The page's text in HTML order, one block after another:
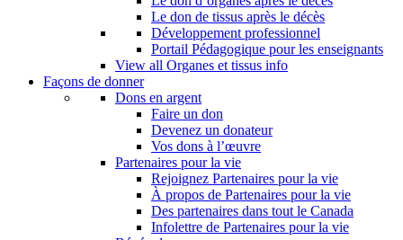
Le don de tissus après le décès
Développement professionnel
Portail Pédagogique pour les enseignants
View all Organes et tissus info
Façons de donner
Dons en argent
Faire un don
Devenez un donateur
Vos dons à l’œuvre
Partenaires pour la vie
Rejoignez Partenaires pour la vie
À propos de Partenaires pour la vie
Des partenaires dans tout le Canada
Infolettre de Partenaires pour la vie